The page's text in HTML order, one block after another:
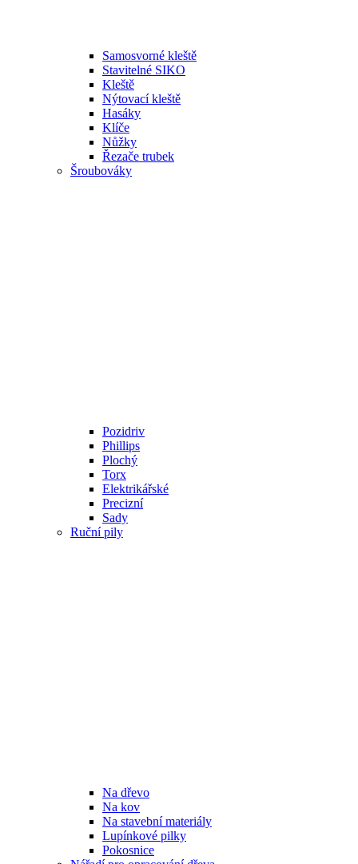
Samosvorné kleště
Stavitelné SIKO
Kleště
Nýtovací kleště
Hasáky
Klíče
Nůžky
Řezače trubek
Šroubováky
Pozidriv
Phillips
Plochý
Torx
Elektrikářské
Precizní
Sady
Ruční pily
Na dřevo
Na kov
Na stavební materiály
Lupínkové pilky
Pokosnice